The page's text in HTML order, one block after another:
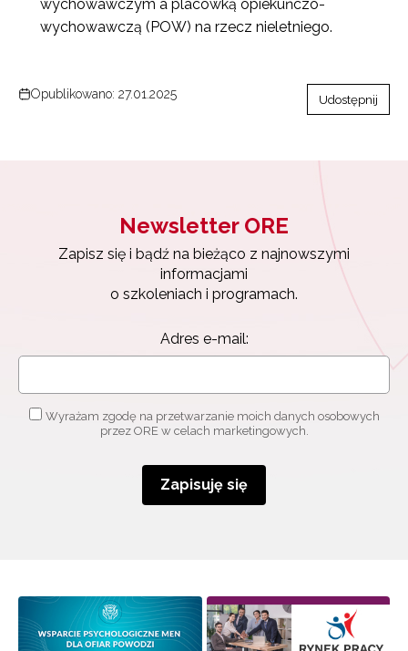
wychowawczym a placówką opiekuńczo-
wychowawczą (POW) na rzecz nieletniego.
Opublikowano: 27.01.2025 Udostępnij
Newsletter ORE
Zapisz się i bądź na bieżąco z najnowszymi
informacjami
o szkoleniach i programach.
Adres e-mail:
Wyrażam zgodę na przetwarzanie moich danych osobowych
przez ORE w celach marketingowych.
Zapisuję się
Newsletter ORE
Wyrażam zgodę na przetwarzanie moich danych
osobowych przez ORE w celach marketingowych.